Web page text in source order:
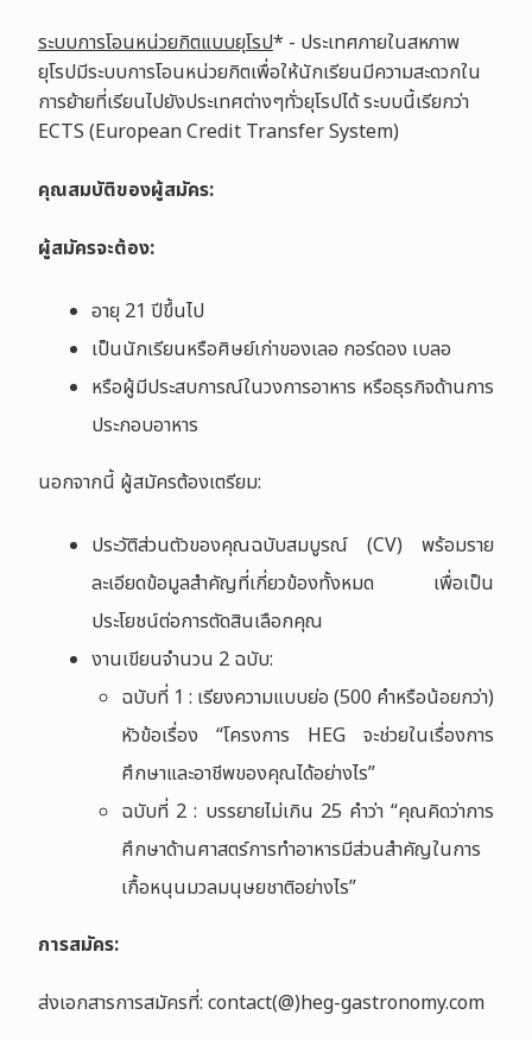
ระบบการโอนหน่วยกิตแบบยุโรป* - ประเทศภายในสหภาพ
ยุโรปมีระบบการโอนหน่วยกิตเพื่อให้นักเรียนมีความสะดวกใน
การย้ายที่เรียนไปยังประเทศต่างๆทั่วยุโรปได้ ระบบนี้เรียกว่า
ECTS (European Credit Transfer System)
คุณสมบัติของผู้สมัคร:
ผู้สมัครจะต้อง:
อายุ 21 ปีขึ้นไป
เป็นนักเรียนหรือศิษย์เก่าของเลอ กอร์ดอง เบลอ
หรือผู้มีประสบการณ์ในวงการอาหาร หรือธุรกิจด้านการ
ประกอบอาหาร
นอกจากนี้ ผู้สมัครต้องเตรียม:
ประวัติส่วนตัวของคุณฉบับสมบูรณ์ (CV) พร้อมราย
ละเอียดข้อมูลสำคัญที่เกี่ยวข้องทั้งหมด เพื่อเป็น
ประโยชน์ต่อการตัดสินเลือกคุณ
งานเขียนจำนวน 2 ฉบับ:
ฉบับที่ 1 : เรียงความแบบย่อ (500 คำหรือน้อยกว่า)
หัวข้อเรื่อง “โครงการ HEGจะช่วยในเรื่องการ
ศึกษาและอาชีพของคุณได้อย่างไร”
ฉบับที่ 2 : บรรยายไม่เกิน 25 คำว่า “คุณคิดว่าการ
ศึกษาด้านศาสตร์การทำอาหารมีส่วนสำคัญในการ
เกื้อหนุนมวลมนุษยชาติอย่างไร”
การสมัคร:
ส่งเอกสารการสมัครที่: contact(@)heg-gastronomy.com